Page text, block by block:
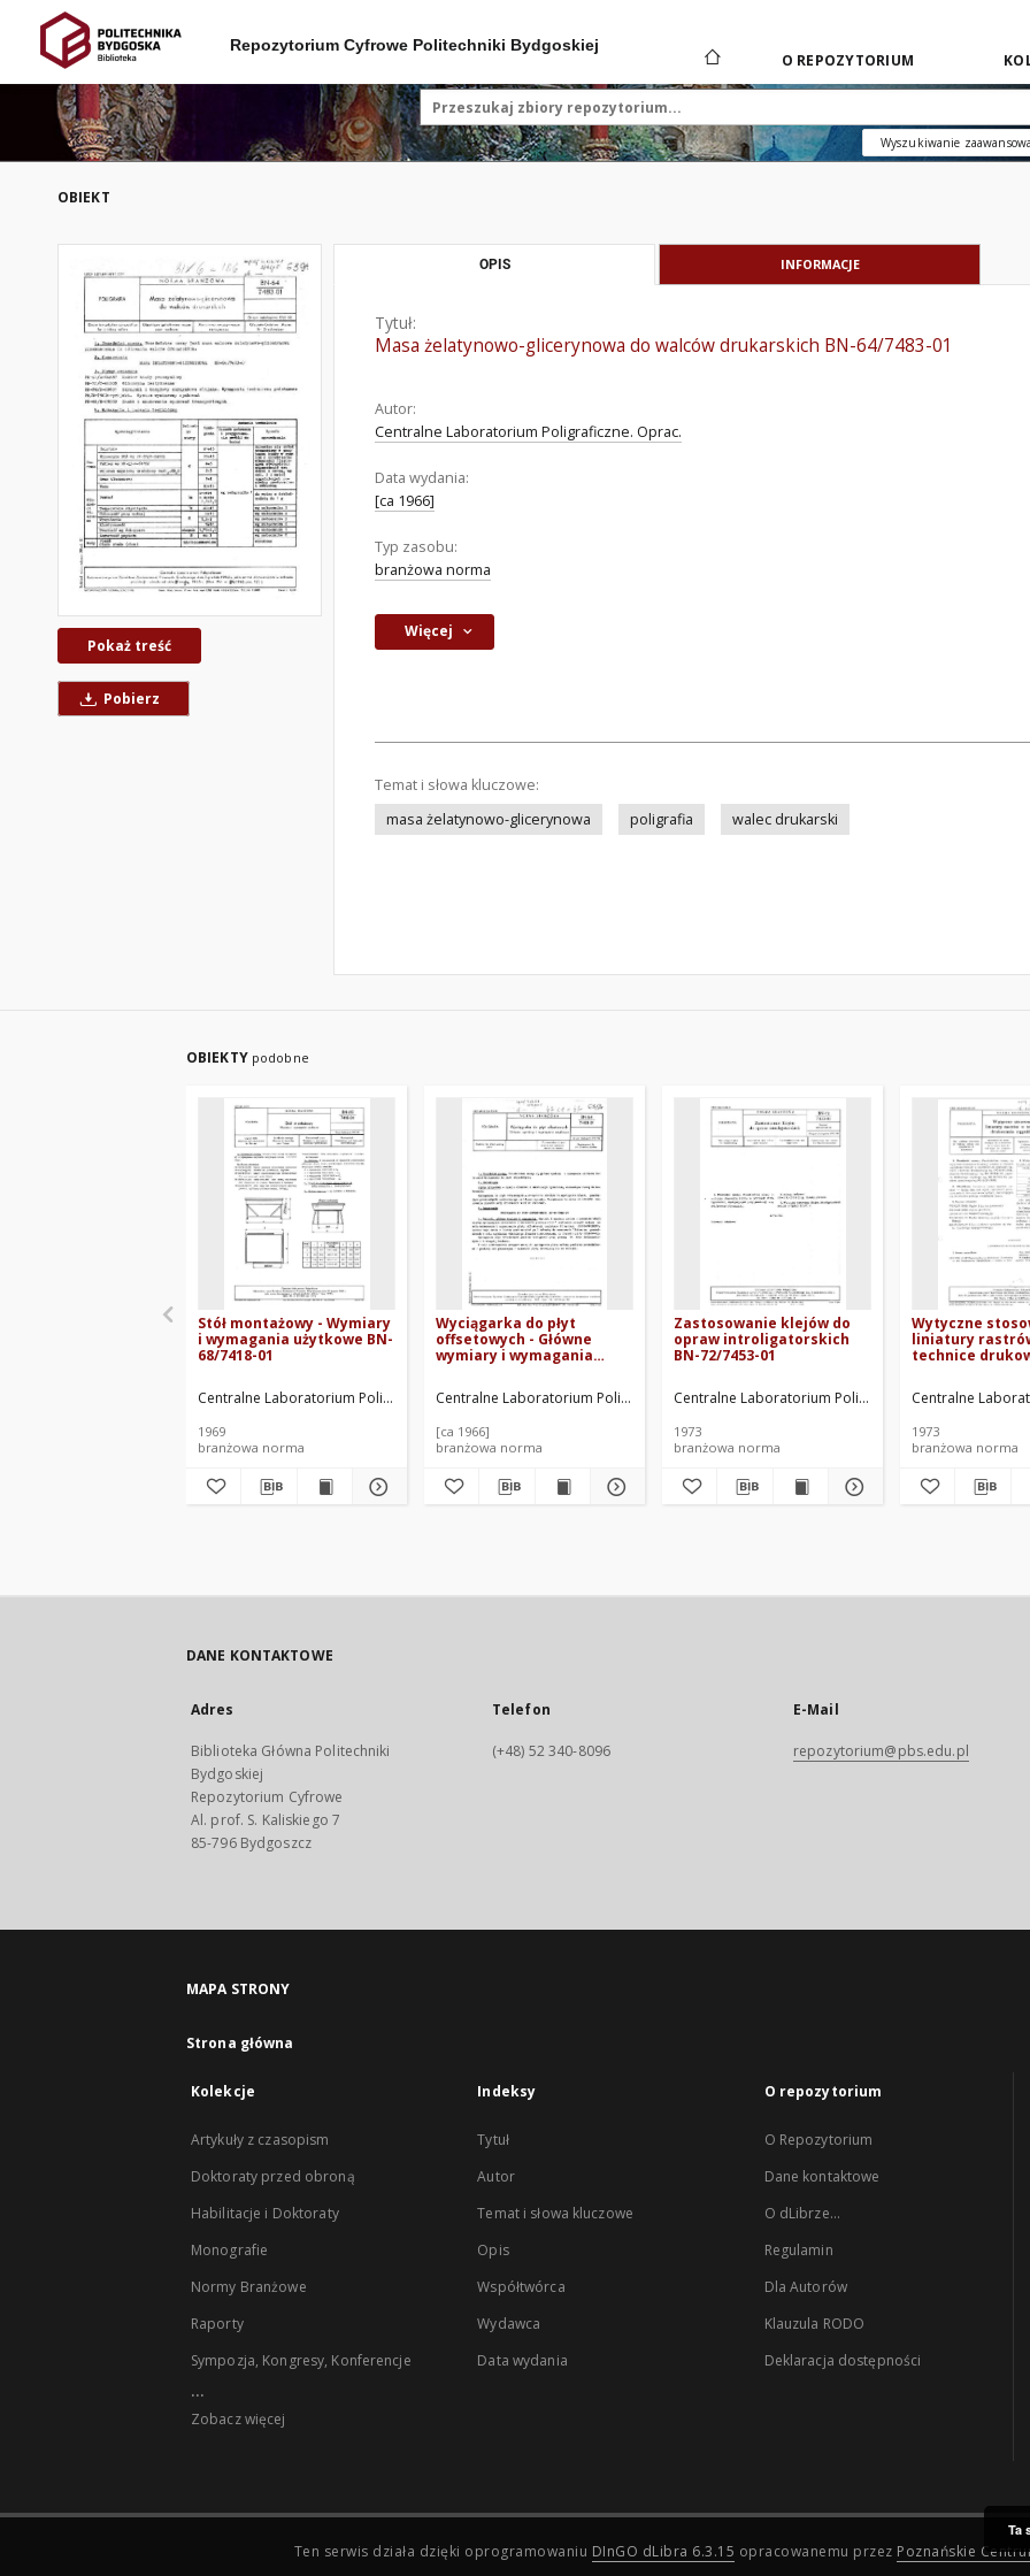
Repozytorium Cyfrowe Politechniki Bydgoskiej
O REPOZYTORIUM
Wyszukiwanie
OBIEKT
Pokaż treść
Pobierz
OPIS INFORMACJE
Tytuł:
Masa żelatynowo-glicerynowa do walców drukarskich BN-64/7483-01
Autor:
Centralne Laboratorium Poligraficzne. Oprac.
Data wydania:
[ca 1966]
Typ zasobu:
branżowa norma
Więcej
Temat i słowa kluczowe:
masa żelatynowo-glicerynowa
poligrafia walec drukarski
OBIEKTY podobne
Stół montażowy - Wymiary
i wymagania użytkowe BN-
68/7418-01
Centralne Laboratorium Poligraficzne. Oprac.
1969
branżowa norma
Wyciągarka do płyt
offsetowych - Główne
wymiary i wymagania
Centralne Laboratorium Poligraficzne. Oprac.
[ca 1966]
branżowa norma
Zastosowanie klejów do
opraw introligatorskich
BN-72/7453-01
Centralne Laboratorium Poligraficzne. Oprac.
1973
branżowa norma
Wytyczne
liniatury
technice
Centralne
1973
branżowa norma
DANE KONTAKTOWE
Adres
Biblioteka Główna Politechniki
Bydgoskiej
Repozytorium Cyfrowe
Al. prof. S. Kaliskiego 7
85-796 Bydgoszcz
Telefon
(+48) 52 340-8096
E-Mail
repozytorium@pbs.edu.pl
MAPA STRONY
Strona główna
Kolekcje
Artykuły z czasopism
Doktoraty przed obroną
Habilitacje i Doktoraty
Monografie
Normy Branżowe
Raporty
Sympozja, Kongresy, Konferencje
...
Zobacz więcej
Indeksy
Tytuł
Autor
Temat i słowa kluczowe
Opis
Współtwórca
Wydawca
Data wydania
O repozytorium
O Repozytorium
Dane kontaktowe
O dLibrze...
Regulamin
Dla Autorów
Klauzula RODO
Deklaracja dostępności
Ten serwis działa dzięki oprogramowaniu DInGO dLibra 6.3.15 opracowanemu przez Poznańskie
Ta